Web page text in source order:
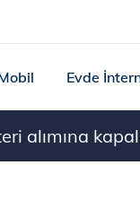
Evde
alımına